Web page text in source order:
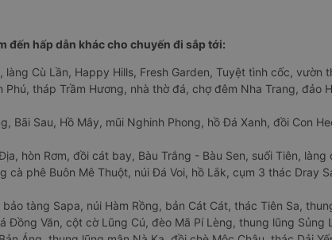
đến hấp dẫn khác cho chuyến đi sắp tới:
làng Cù Lần, Happy Hills, Fresh Garden, Tuyệt tình cốc,
Phú, tháp Trầm Hương, nhà thờ đá, chợ đêm Nha Trang, đảo
Bãi Sau, Hồ Mây, mũi Nghinh Phong, hồ Đá Xanh, đồi Con
hòn Rơm, đồi cát bay, Bàu Trắng - Bàu Sen, suối Tiên,
cà phê Buôn Mê Thuột, núi Đá Voi, hồ Lắk, cụm 3 thác Dray
tàng Sapa, núi Hàm Rồng, bản Cát Cát, thác Tiên Sa,
Đồng Văn, cột cờ Lũng Cú, đèo Mã Pí Lèng, thung lũng Sủng